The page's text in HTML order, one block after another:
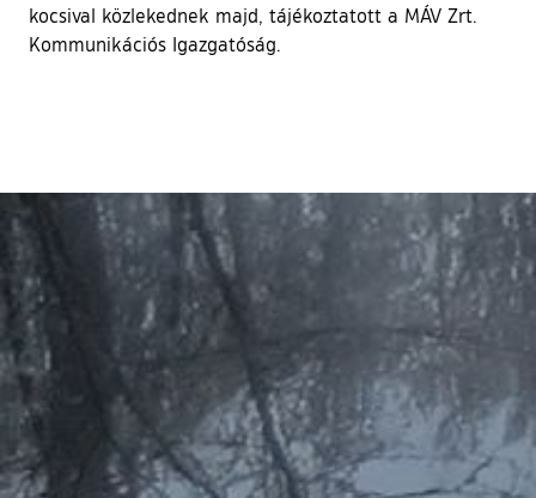
kocsival közlekednek majd, tájékoztatott a MÁV Zrt.
Kommunikációs Igazgatóság.